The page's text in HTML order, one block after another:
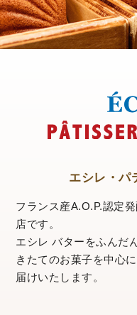
エシレ・パ
フランス産A.O.P.認定
店です。
エシレ バターをふんだ
きたてのお菓子を中心に
届けいたします。